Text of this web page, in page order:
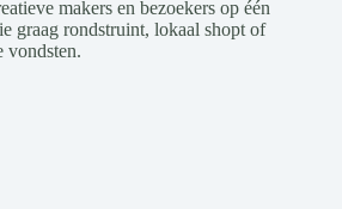
makers en bezoekers op één
graag rondstruint, lokaal shopt of
vondsten.